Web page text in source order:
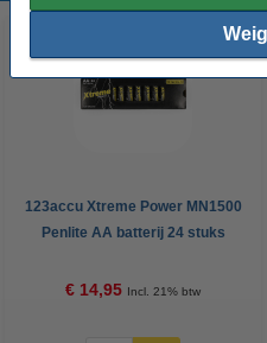
123accu Xtreme Power MN1500
Penlite AA batterij 24 stuks
€ 14,95 Incl. 21% btw